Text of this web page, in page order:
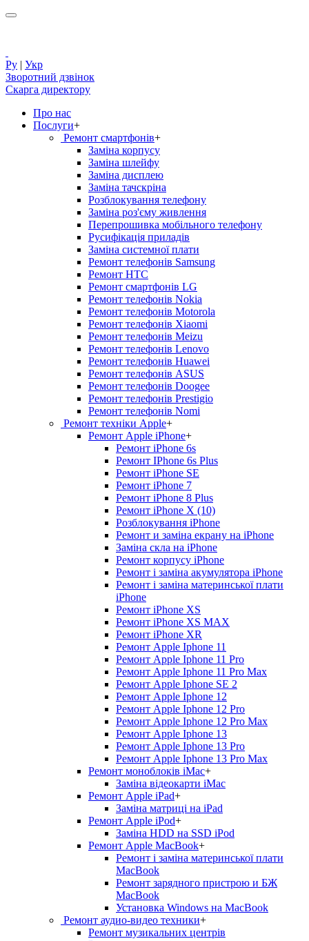
Ру | Укр
Зворотний дзвінок
Скарга директору
Про нас
Послуги+
Ремонт смартфонів+
Заміна корпусу
Заміна шлейфу
Заміна дисплею
Заміна тачскріна
Розблокування телефону
Заміна роз'єму живлення
Перепрошивка мобільного телефону
Русифікація приладів
Заміна системної плати
Ремонт телефонів Samsung
Ремонт HTC
Ремонт смартфонів LG
Ремонт телефонів Nokia
Ремонт телефонів Motorola
Ремонт телефонів Xiaomi
Ремонт телефонів Meizu
Ремонт телефонів Lenovo
Ремонт телефонів Huawei
Ремонт телефонів ASUS
Ремонт телефонів Doogee
Ремонт телефонів Prestigio
Ремонт телефонів Nomi
Ремонт техніки Apple+
Ремонт Apple iPhone+
Ремонт iPhone 6s
Ремонт IPhone 6s Plus
Ремонт iPhone SE
Ремонт iPhone 7
Ремонт iPhone 8 Plus
Ремонт iPhone X (10)
Розблокування iPhone
Ремонт и заміна екрану на iPhone
Заміна скла на iPhone
Ремонт корпусу iPhone
Ремонт і заміна акумулятора iPhone
Ремонт і заміна материнської плати
iPhone
Ремонт iPhone XS
Ремонт iPhone XS MAX
Ремонт iPhone XR
Ремонт Apple Iphone 11
Ремонт Apple Iphone 11 Pro
Ремонт Apple Iphone 11 Pro Max
Ремонт Apple Iphone SE 2
Ремонт Apple Iphone 12
Ремонт Apple Iphone 12 Pro
Ремонт Apple Iphone 12 Pro Max
Ремонт Apple Iphone 13
Ремонт Apple Iphone 13 Pro
Ремонт Apple Iphone 13 Pro Max
Ремонт моноблоків iMac+
Заміна відеокарти iMac
Ремонт Apple iPad+
Заміна матриці на iPad
Ремонт Apple iPod+
Заміна HDD на SSD iPod
Ремонт Apple MacBook+
Ремонт і заміна материнської плати
MacBook
Ремонт зарядного пристрою и БЖ
MacBook
Установка Windows на MacBook
Ремонт аудио-видео техники+
Ремонт музикальних центрів